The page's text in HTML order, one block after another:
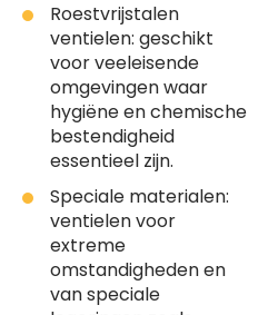
Roestvrijstalen
ventielen: geschikt
voor veeleisende
omgevingen waar
hygiëne en chemische
bestendigheid
essentieel zijn.
Speciale materialen:
ventielen voor
extreme
omstandigheden en
van speciale